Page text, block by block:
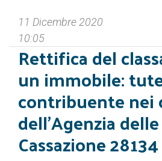
11 Dicembre 2020
10:05
Rettifica del
un immobile:
contribuente
dell’Agenzia
Cassazione